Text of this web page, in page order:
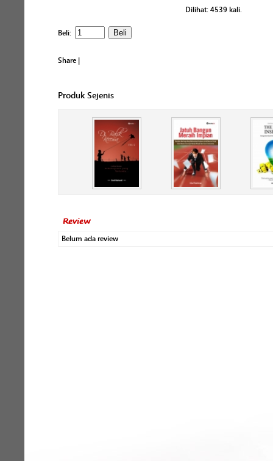
Dilihat: 4539 kali.
Beli:
Share |
Produk Sejenis
Review
Belum ada review